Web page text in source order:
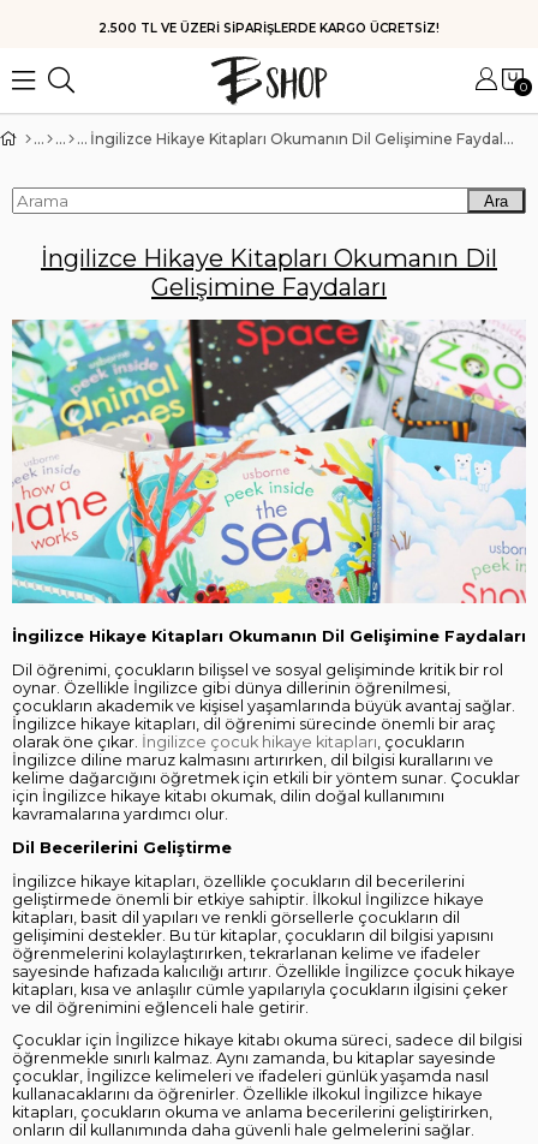
HIZLI KARGO
0
İngilizce Hikaye Kitapları Okumanın Dil Gelişimine Faydaları
Ara
İngilizce Hikaye Kitapları Okumanın Dil
Gelişimine Faydaları
İngilizce Hikaye Kitapları Okumanın Dil Gelişimine Faydaları
Dil öğrenimi, çocukların bilişsel ve sosyal gelişiminde kritik bir rol
oynar. Özellikle İngilizce gibi dünya dillerinin öğrenilmesi,
çocukların akademik ve kişisel yaşamlarında büyük avantaj sağlar.
İngilizce hikaye kitapları, dil öğrenimi sürecinde önemli bir araç
olarak öne çıkar. İngilizce çocuk hikaye kitapları , çocukların
İngilizce diline maruz kalmasını artırırken, dil bilgisi kurallarını ve
kelime dağarcığını öğretmek için etkili bir yöntem sunar. Çocuklar
için İngilizce hikaye kitabı okumak, dilin doğal kullanımını
kavramalarına yardımcı olur.
Dil Becerilerini Geliştirme
İngilizce hikaye kitapları, özellikle çocukların dil becerilerini
geliştirmede önemli bir etkiye sahiptir. İlkokul İngilizce hikaye
kitapları, basit dil yapıları ve renkli görsellerle çocukların dil
gelişimini destekler. Bu tür kitaplar, çocukların dil bilgisi yapısını
öğrenmelerini kolaylaştırırken, tekrarlanan kelime ve ifadeler
sayesinde hafızada kalıcılığı artırır. Özellikle İngilizce çocuk hikaye
kitapları, kısa ve anlaşılır cümle yapılarıyla çocukların ilgisini çeker
ve dil öğrenimini eğlenceli hale getirir.
Çocuklar için İngilizce hikaye kitabı okuma süreci, sadece dil bilgisi
öğrenmekle sınırlı kalmaz. Aynı zamanda, bu kitaplar sayesinde
çocuklar, İngilizce kelimeleri ve ifadeleri günlük yaşamda nasıl
kullanacaklarını da öğrenirler. Özellikle ilkokul İngilizce hikaye
kitapları, çocukların okuma ve anlama becerilerini geliştirirken,
onların dil kullanımında daha güvenli hale gelmelerini sağlar.